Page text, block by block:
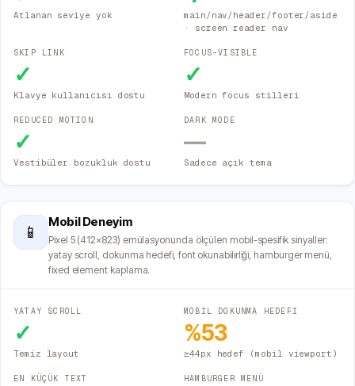
Atlanan seviye yok
main/nav/header/footer/aside
· screen reader nav
SKIP LINK
✓
Klavye kullanıcısı dostu
FOCUS-VISIBLE
✓
Modern focus stilleri
REDUCED MOTION
✓
Vestibüler bozukluk dostu
DARK MODE
—
Sadece açık tema
📱
Mobil Deneyim
Pixel 5 (412×823) emülasyonunda ölçülen mobil-spesifik sinyaller:
yatay scroll, dokunma hedefi, font okunabilirliği, hamburger menü,
fixed element kaplama.
YATAY SCROLL
✓
Temiz layout
MOBİL DOKUNMA HEDEFİ
%53
≥44px hedef (mobil viewport)
EN KÜÇÜK TEXT HAMBURGER MENÜ